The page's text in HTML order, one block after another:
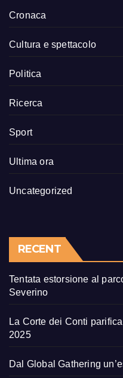
Cronaca
Cultura e spettacolo
Politica
Ricerca
Sport
Ultima ora
Uncategorized
RECENT
Tentata estorsione al
Severino
La Corte dei Conti
2025
Dal Global Gathering